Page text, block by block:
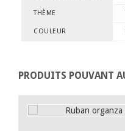
THÈME
COULEUR